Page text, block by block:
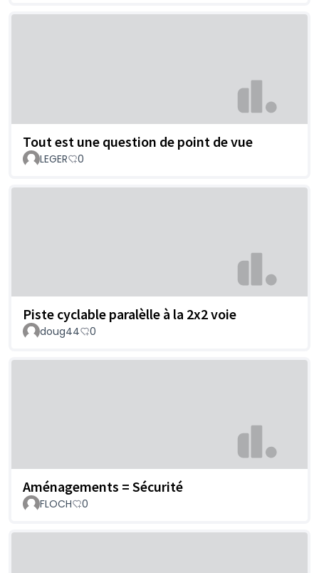
Tout est une question de point de vue
LEGER 0
Piste cyclable paralèlle à la 2x2 voie
doug44 0
Aménagements = Sécurité
FLOCH 0